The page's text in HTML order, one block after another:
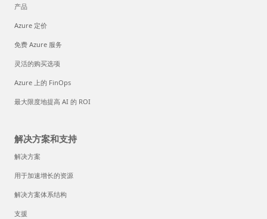
产品
Azure 定价
免费 Azure 服务
灵活的购买选项
Azure 上的 FinOps
最大限度地提高 AI 的 ROI
解决方案和支持
解决方案
用于加速增长的资源
解决方案体系结构
支援